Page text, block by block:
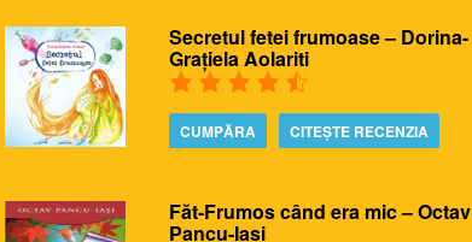
Secretul fetei frumoase – Dorina-
Grațiela Aolariti
CUMPĂRA CITEȘTE RECENZIA
Făt-Frumos când era mic – Octav
Pancu-Iasi